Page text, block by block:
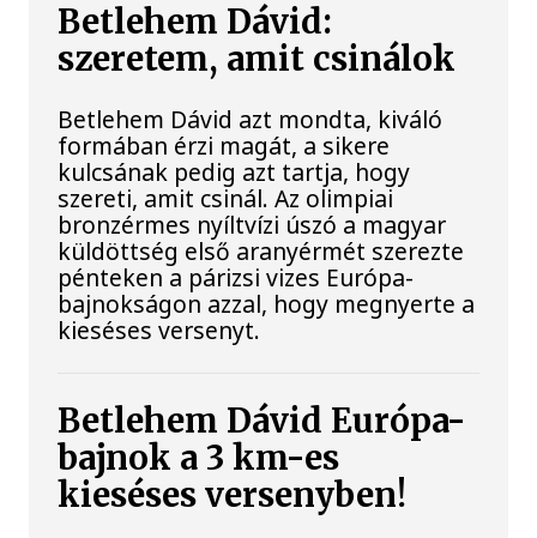
Betlehem Dávid:
szeretem, amit csinálok
Betlehem Dávid azt mondta, kiváló
formában érzi magát, a sikere
kulcsának pedig azt tartja, hogy
szereti, amit csinál. Az olimpiai
bronzérmes nyíltvízi úszó a magyar
küldöttség első aranyérmét szerezte
pénteken a párizsi vizes Európa-
bajnokságon azzal, hogy megnyerte a
kieséses versenyt.
Betlehem Dávid Európa-
bajnok a 3 km-es
kieséses versenyben!